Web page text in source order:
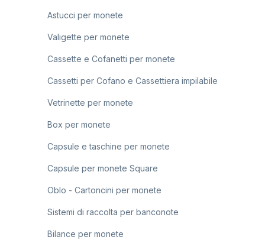
Astucci per monete
Valigette per monete
Cassette e Cofanetti per monete
Cassetti per Cofano e Cassettiera impilabile
Vetrinette per monete
Box per monete
Capsule e taschine per monete
Capsule per monete Square
Oblo - Cartoncini per monete
Sistemi di raccolta per banconote
Bilance per monete